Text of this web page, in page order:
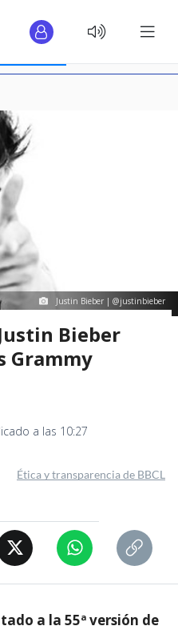
Justin Bieber | @justinbieber
Bieber
Grammy
a las 10:27
Ética y transparencia de BBCL
a la 55ª versión de